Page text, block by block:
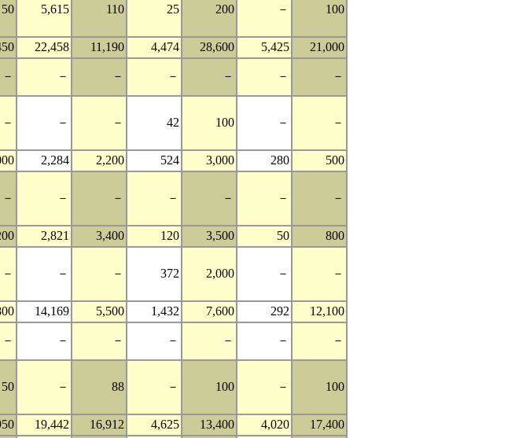
50 5,615 110 25 200 － 100
22,458 11,190 4,474 28,600 5,425
21,000
－ － － － － － －
－ － － 42 100 － －
2,284 2,200 524 3,000 280 500
－ － － － － － －
2,821 3,400 120 3,500 50 800
－ － － 372 2,000 － －
14,169 5,500 1,432 7,600 292
12,100
－ － － － － － －
50 － 88 － 100 － 100
19,442 16,912 4,625 13,400 4,020
17,400